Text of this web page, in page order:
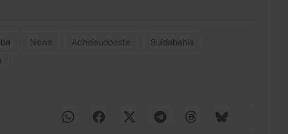
News Acheisudoeste
Suldabahia